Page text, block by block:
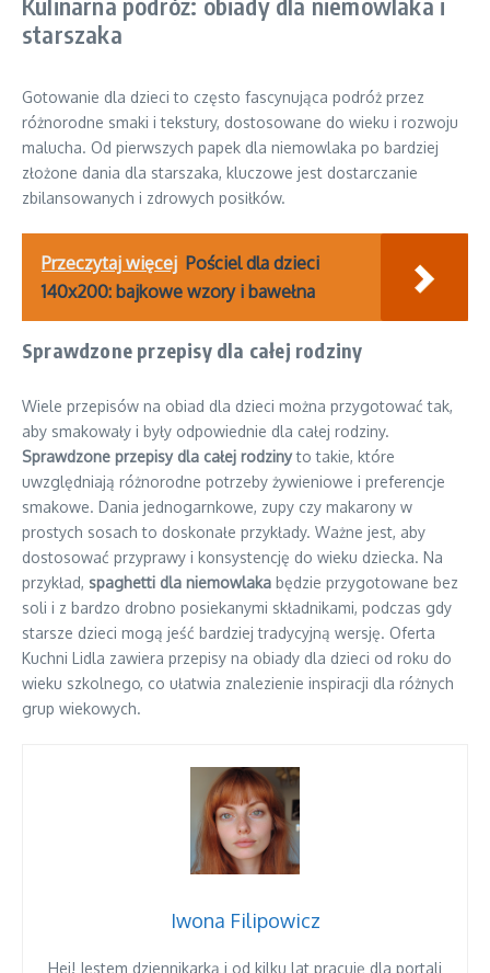
starszaka
Gotowanie dla dzieci to często fascynująca podróż przez
różnorodne smaki i tekstury, dostosowane do wieku i rozwoju
malucha. Od pierwszych papek dla niemowlaka po bardziej
złożone dania dla starszaka, kluczowe jest dostarczanie
zbilansowanych i zdrowych posiłków.
Przeczytaj więcej Pościel dla dzieci
140x200: bajkowe wzory i bawełna
Sprawdzone przepisy dla całej rodziny
Wiele przepisów na obiad dla dzieci można przygotować tak,
aby smakowały i były odpowiednie dla całej rodziny.
Sprawdzone przepisy dla całej rodzinyto takie, które
uwzględniają różnorodne potrzeby żywieniowe i preferencje
smakowe. Dania jednogarnkowe, zupy czy makarony w
prostych sosach to doskonałe przykłady. Ważne jest, aby
dostosować przyprawy i konsystencję do wieku dziecka. Na
przykład, spaghetti dla niemowlaka będzie przygotowane bez
soli i z bardzo drobno posiekanymi składnikami, podczas gdy
starsze dzieci mogą jeść bardziej tradycyjną wersję. Oferta
Kuchni Lidla zawiera przepisy na obiady dla dzieci od roku do
wieku szkolnego, co ułatwia znalezienie inspiracji dla różnych
grup wiekowych.
Iwona Filipowicz
Hej! Jestem dziennikarką i od kilku lat pracuję dla portali